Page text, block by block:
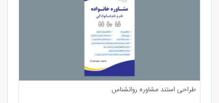
طراحی استند مشاوره روانشناس